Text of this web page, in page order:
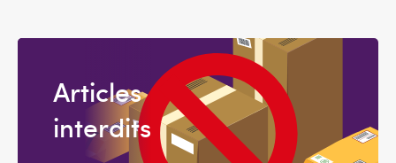
Articles
interdits